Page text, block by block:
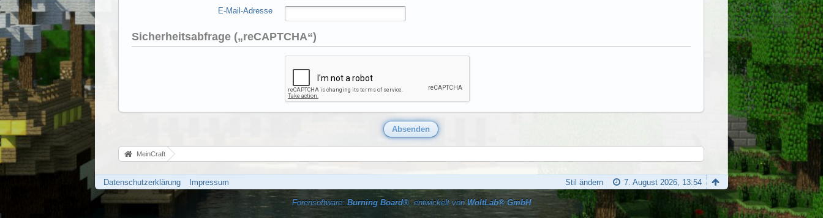
E-Mail-Adresse
Sicherheitsabfrage („reCAPTCHA“)
MeinCraft
Datenschutzerklärung Impressum 7. August 2026, 13:54
Stil ändern
Forensoftware: Burning Board®, entwickelt von WoltLab® GmbH